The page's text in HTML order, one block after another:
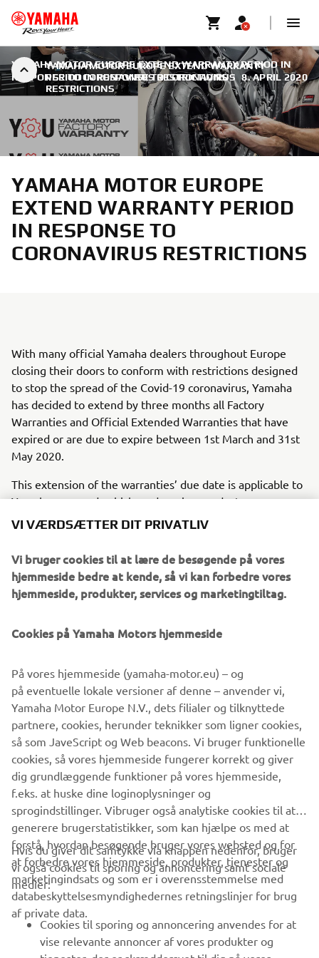
YAMAHA MOTOR EUROPE EXTEND WARRANTY
PERIOD IN RESPONSE TO CORONAVIRUS
RESTRICTIONS
YAMAHA MOTOR EUROPE EXTEND WARRANTY PERIOD IN
RESPONSE TO CORONAVIRUS RESTRICTIONS | 8. APRIL 2020
YAMAHA MOTOR EUROPE
EXTEND WARRANTY PERIOD
IN RESPONSE TO
CORONAVIRUS RESTRICTIONS
With many official Yamaha dealers throughout Europe
closing their doors to conform with restrictions designed
to stop the spread of the Covid-19 coronavirus, Yamaha
has decided to extend by three months all Factory
Warranties and Official Extended Warranties that have
expired or are due to expire between 1st March and 31st
May 2020.
This extension of the warranties’ due date is applicable to
Yamaha powered vehicle and marine products.
Customers requiring warranty work should contact their
local restrictions allow.
VIRKSOMHED
B2B
MERE YAMAHA
VI VÆRDSÆTTER DIT PRIVATLIV
Vi bruger cookies til at lære de besøgende på vores
hjemmeside bedre at kende, så vi kan forbedre vores
hjemmeside, produkter, services og marketingtiltag.
Cookies på Yamaha Motors hjemmeside
På vores hjemmeside (yamaha-motor.eu) – og
på eventuelle lokale versioner af denne – anvender vi,
Yamaha Motor Europe N.V., dets filialer og tilknyttede
partnere, cookies, herunder teknikker som ligner cookies,
så som JaveScript og Web beacons. Vi bruger funktionelle
cookies, så vores hjemmeside fungerer korrekt og giver
dig grundlæggende funktioner på vores hjemmeside,
f.eks. at huske dine loginoplysninger og
sprogindstillinger. Vibruger også analytiske cookies til at
generere brugerstatistikker, som kan hjælpe os med at
forstå, hvordan besøgende bruger vores websted og for
at forbedre vores hjemmeside, produkter, tjenester og
marketingindsats og som er i overensstemmelse med
databeskyttelsesmyndighedernes retningslinjer for brug
af private data.
Hvis du giver dit samtykke via knappen nedenfor, bruger
vi også cookies til sporing og annoncering samt sociale
medier:
Cookies til sporing og annoncering anvendes for at
vise relevante annoncer af vores produkter og